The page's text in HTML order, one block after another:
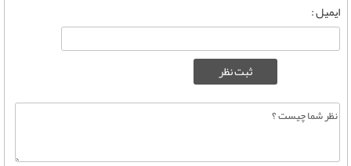
ایمیل :